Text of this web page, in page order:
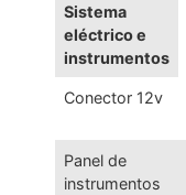
Sistema
eléctrico e
instrumentos
Conector 12v
Panel de
instrumentos